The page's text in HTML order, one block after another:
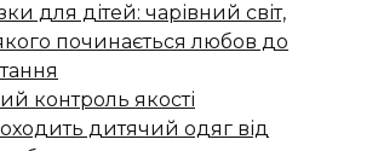
для дітей: чарівний світ,
починається любов до
контроль якості
дитячий одяг від